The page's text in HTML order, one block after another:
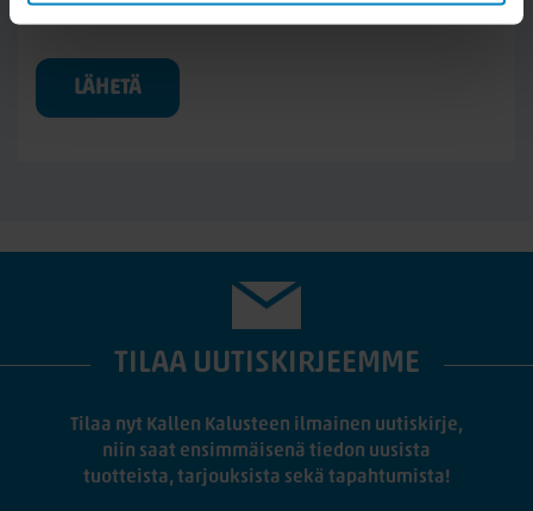
LÄHETÄ
TILAA UUTISKIRJEEMME
Tilaa nyt Kallen Kalusteen ilmainen uutiskirje,
niin saat ensimmäisenä tiedon uusista
tuotteista, tarjouksista sekä tapahtumista!